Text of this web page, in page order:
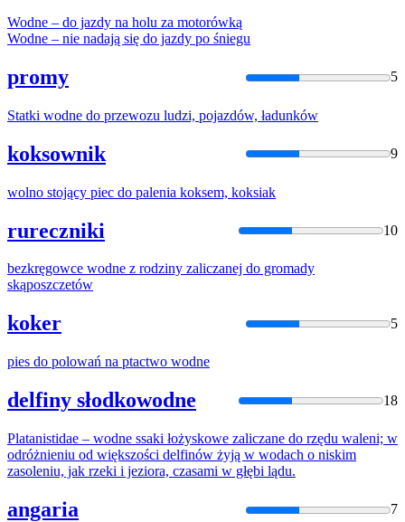
Wodne – do jazdy na holu za motorówką
Wodne – nie nadają się do jazdy po śniegu
promy 5
Statki wodne do przewozu ludzi, pojazdów, ładunków
koksownik 9
wolno stojący piec do palenia koksem, koksiak
rureczniki 10
bezkręgowce wodne z rodziny zaliczanej do gromady
skąposzczetów
koker 5
pies do polowań na ptactwo wodne
delfiny słodkowodne 18
Platanistidae – wodne ssaki łożyskowe zaliczane do rzędu waleni; w
odróżnieniu od większości delfinów żyją w wodach o niskim
zasoleniu, jak rzeki i jeziora, czasami w głębi lądu.
angaria 7